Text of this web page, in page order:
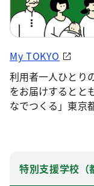
My TOKYO
利用者一人ひとり
をお届けするとと
なでつくる」東京
特別支援学校（